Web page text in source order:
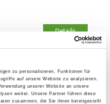
zu personalisieren, Funktionen für
auf unsere Website zu analysieren.
unserer Website an unsere
weiter. Unsere Partner führen diese
zusammen, die Sie ihnen bereitgestellt
Details
Details